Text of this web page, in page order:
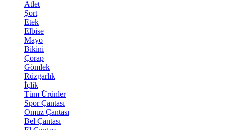
Atlet
Şort
Etek
Elbise
Mayo
Bikini
Çorap
Gömlek
Rüzgarlık
İçlik
Tüm Ürünler
Spor Çantası
Omuz Çantası
Bel Çantası